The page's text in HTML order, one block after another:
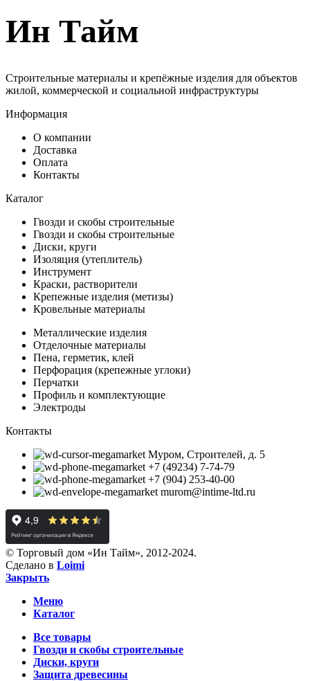
Ин Тайм
Строительные материалы и крепёжные изделия для объектов
жилой, коммерческой и социальной инфраструктуры
Информация
О компании
Доставка
Оплата
Контакты
Каталог
Гвозди и скобы строительные
Гвозди и скобы строительные
Диски, круги
Изоляция (утеплитель)
Инструмент
Краски, растворители
Крепежные изделия (метизы)
Кровельные материалы
Металлические изделия
Отделочные материалы
Пена, герметик, клей
Перфорация (крепежные углоки)
Перчатки
Профиль и комплектующие
Электроды
Контакты
Муром, Строителей, д. 5
+7 (49234) 7-74-79
+7 (904) 253-40-00
murom@intime-ltd.ru
© Торговый дом «Ин Тайм», 2012-2024.
Сделано в Loimi
Закрыть
Меню
Каталог
Все товары
Гвозди и скобы строительные
Диски, круги
Защита древесины